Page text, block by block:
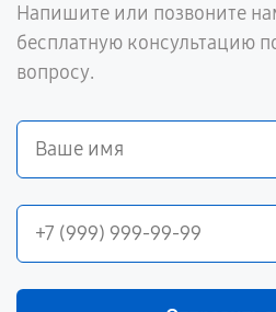
Напишите или позвоните
бесплатную консультацию
вопросу.